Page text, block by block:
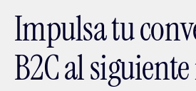
Impulsa tu
B2C al